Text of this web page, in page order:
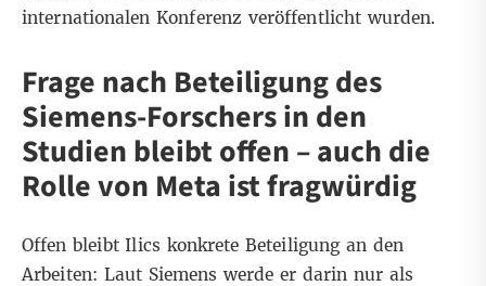
internationalen Konferenz veröffentlicht wurden.
Frage nach Beteiligung des
Siemens-Forschers in den
Studien bleibt offen – auch die
Rolle von Meta ist fragwürdig
Offen bleibt Ilics konkrete Beteiligung an den
Arbeiten: Laut Siemens werde er darin nur als